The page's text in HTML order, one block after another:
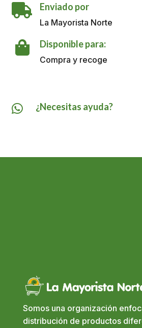
ALOE
CRISTAL
330ML
cantidad
 Enviado por
La Mayorista Norte
 Disponible para:
Compra y recoge
 ¿Necesitas ayuda?
Somos una organización
distribución de productos